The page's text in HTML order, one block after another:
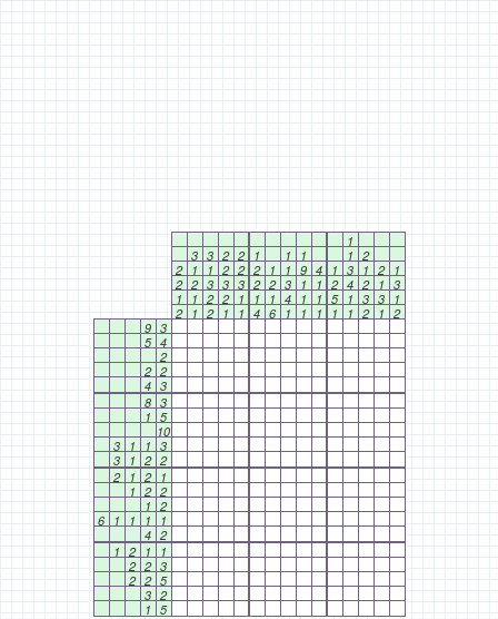
1
3 3 2 2 1 1 1 1 2
2
1 1 2 2 2 1 1 9 4 1 3 1 2
1
2 2 3 3 3 2 2 3 1 1 2 4 2 1 3
1
1 2 2 1 1 1 4 1 1 5 1 3 3
1
2
1 2 1 1 4 6 1 1 1 1 1 2 1 2
9 3
5 4
2
2 2
4 3
8 3
1 5
10
3
1 1 3
3
1 2 2
2
1 2
1
1 2 2
1 2
6
1 1 1
1
4 2
1 2 1
1
2 2 3
2 2 5
3 2
1 5